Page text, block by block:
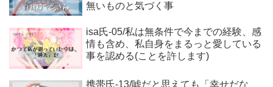
無いものと気づく事
isa氏-05/私は無条件で今までの経験、感
情も含め、私自身をまるっと愛している
事を認める(ことを許します)
携帯氏-13/嘘だと思えても「幸せだな